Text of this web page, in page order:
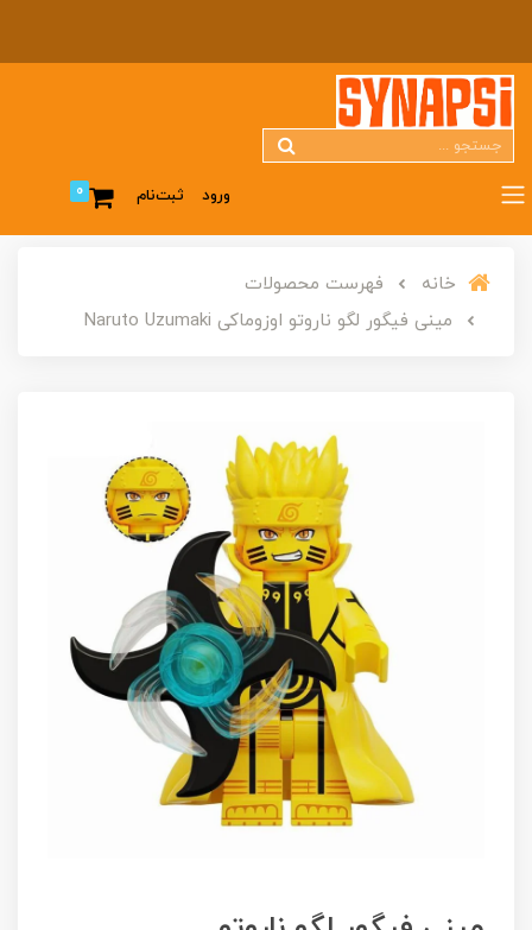
ورود ثبت‌نام 0
خانه
فهرست محصولات
مینی فیگور لگو ناروتو اوزوماکی Naruto Uzumaki